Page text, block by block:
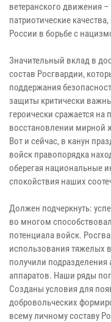
ветеранского движения
патриотические
России в борьбе с
Значительный вклад в
состав Росгвардии,
поддержания
защиты критически
героически сражается на
восстановлении мирной
Вот и сейчас, в канун
войск правопорядка
оберегая национальные
спокойствия наших
Должен подчеркнуть:
во многом
потенциала войск.
использования тяжелых
получили
аппаратов. Наши ряды
Созданы условия для
добровольческих
всему личному составу